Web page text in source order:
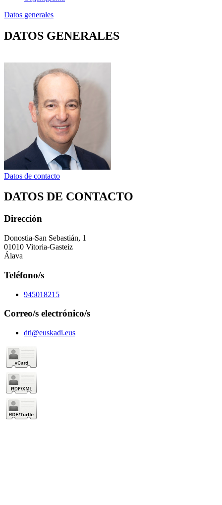
Datos generales
DATOS GENERALES
Datos de contacto
DATOS DE CONTACTO
Dirección
Donostia-San Sebastián, 1
01010 Vitoria-Gasteiz
Álava
Teléfono/s
945018215
Correo/s electrónico/s
dti@euskadi.eus